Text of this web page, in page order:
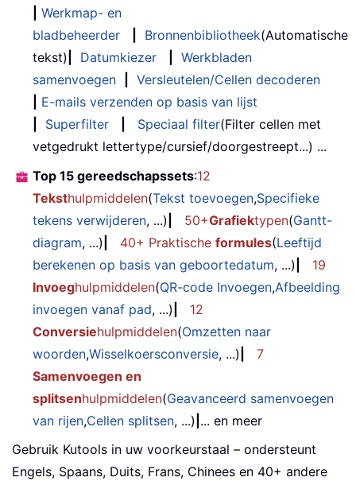
Werkmap- en
bladbeheerder
Bronnenbibliotheek(Automatische
tekst)
Datumkiezer
Werkbladen
samenvoegen
Versleutelen/Cellen decoderen
E-mails verzenden op basis van lijst
Superfilter Speciaal filter(Filter cellen met
vetgedrukt lettertype/cursief/doorgestreept...) ...
Top 15 gereedschapssets:12
Teksthulpmiddelen(Tekst toevoegen,Specifieke
tekens verwijderen, ...) 50+Grafiektypen(Gantt-
diagram, ...) 40+ Praktische formules(Leeftijd
berekenen op basis van geboortedatum, ...)
19
Invoeghulpmiddelen(QR-code Invoegen,Afbeelding
invoegen vanaf pad, ...)
12
Conversiehulpmiddelen(Omzetten naar
woorden,Wisselkoersconversie, ...)
7
Samenvoegen en
splitsenhulpmiddelen(Geavanceerd samenvoegen
van rijen,Cellen splitsen, ...) ... en meer
Gebruik Kutools in uw voorkeurstaal – ondersteunt
Engels, Spaans, Duits, Frans, Chinees en 40+ andere